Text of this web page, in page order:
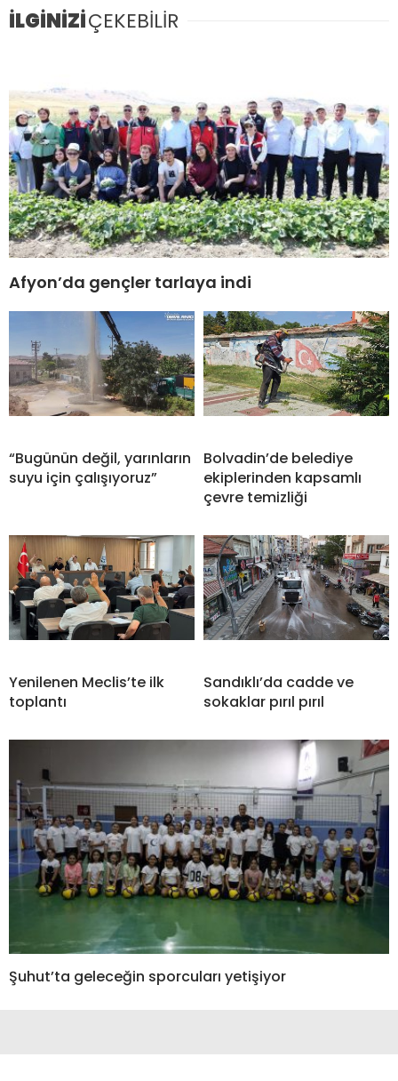
İLGİNİZİÇEKEBİLİR
Afyon’da gençler tarlaya indi
“Bugünün değil, yarınların
suyu için çalışıyoruz”
Bolvadin’de belediye
ekiplerinden kapsamlı
çevre temizliği
Yenilenen Meclis’te ilk
toplantı
Sandıklı’da cadde ve
sokaklar pırıl pırıl
Şuhut’ta geleceğin sporcuları yetişiyor